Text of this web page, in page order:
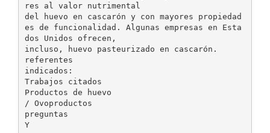
res al valor nutrimental
del huevo en cascarón y con mayores propiedad
es de funcionalidad. Algunas empresas en Esta
dos Unidos ofrecen,
incluso, huevo pasteurizado en cascarón.
referentes
indicados:
Trabajos citados
Productos de huevo
/ Ovoproductos
preguntas
Y